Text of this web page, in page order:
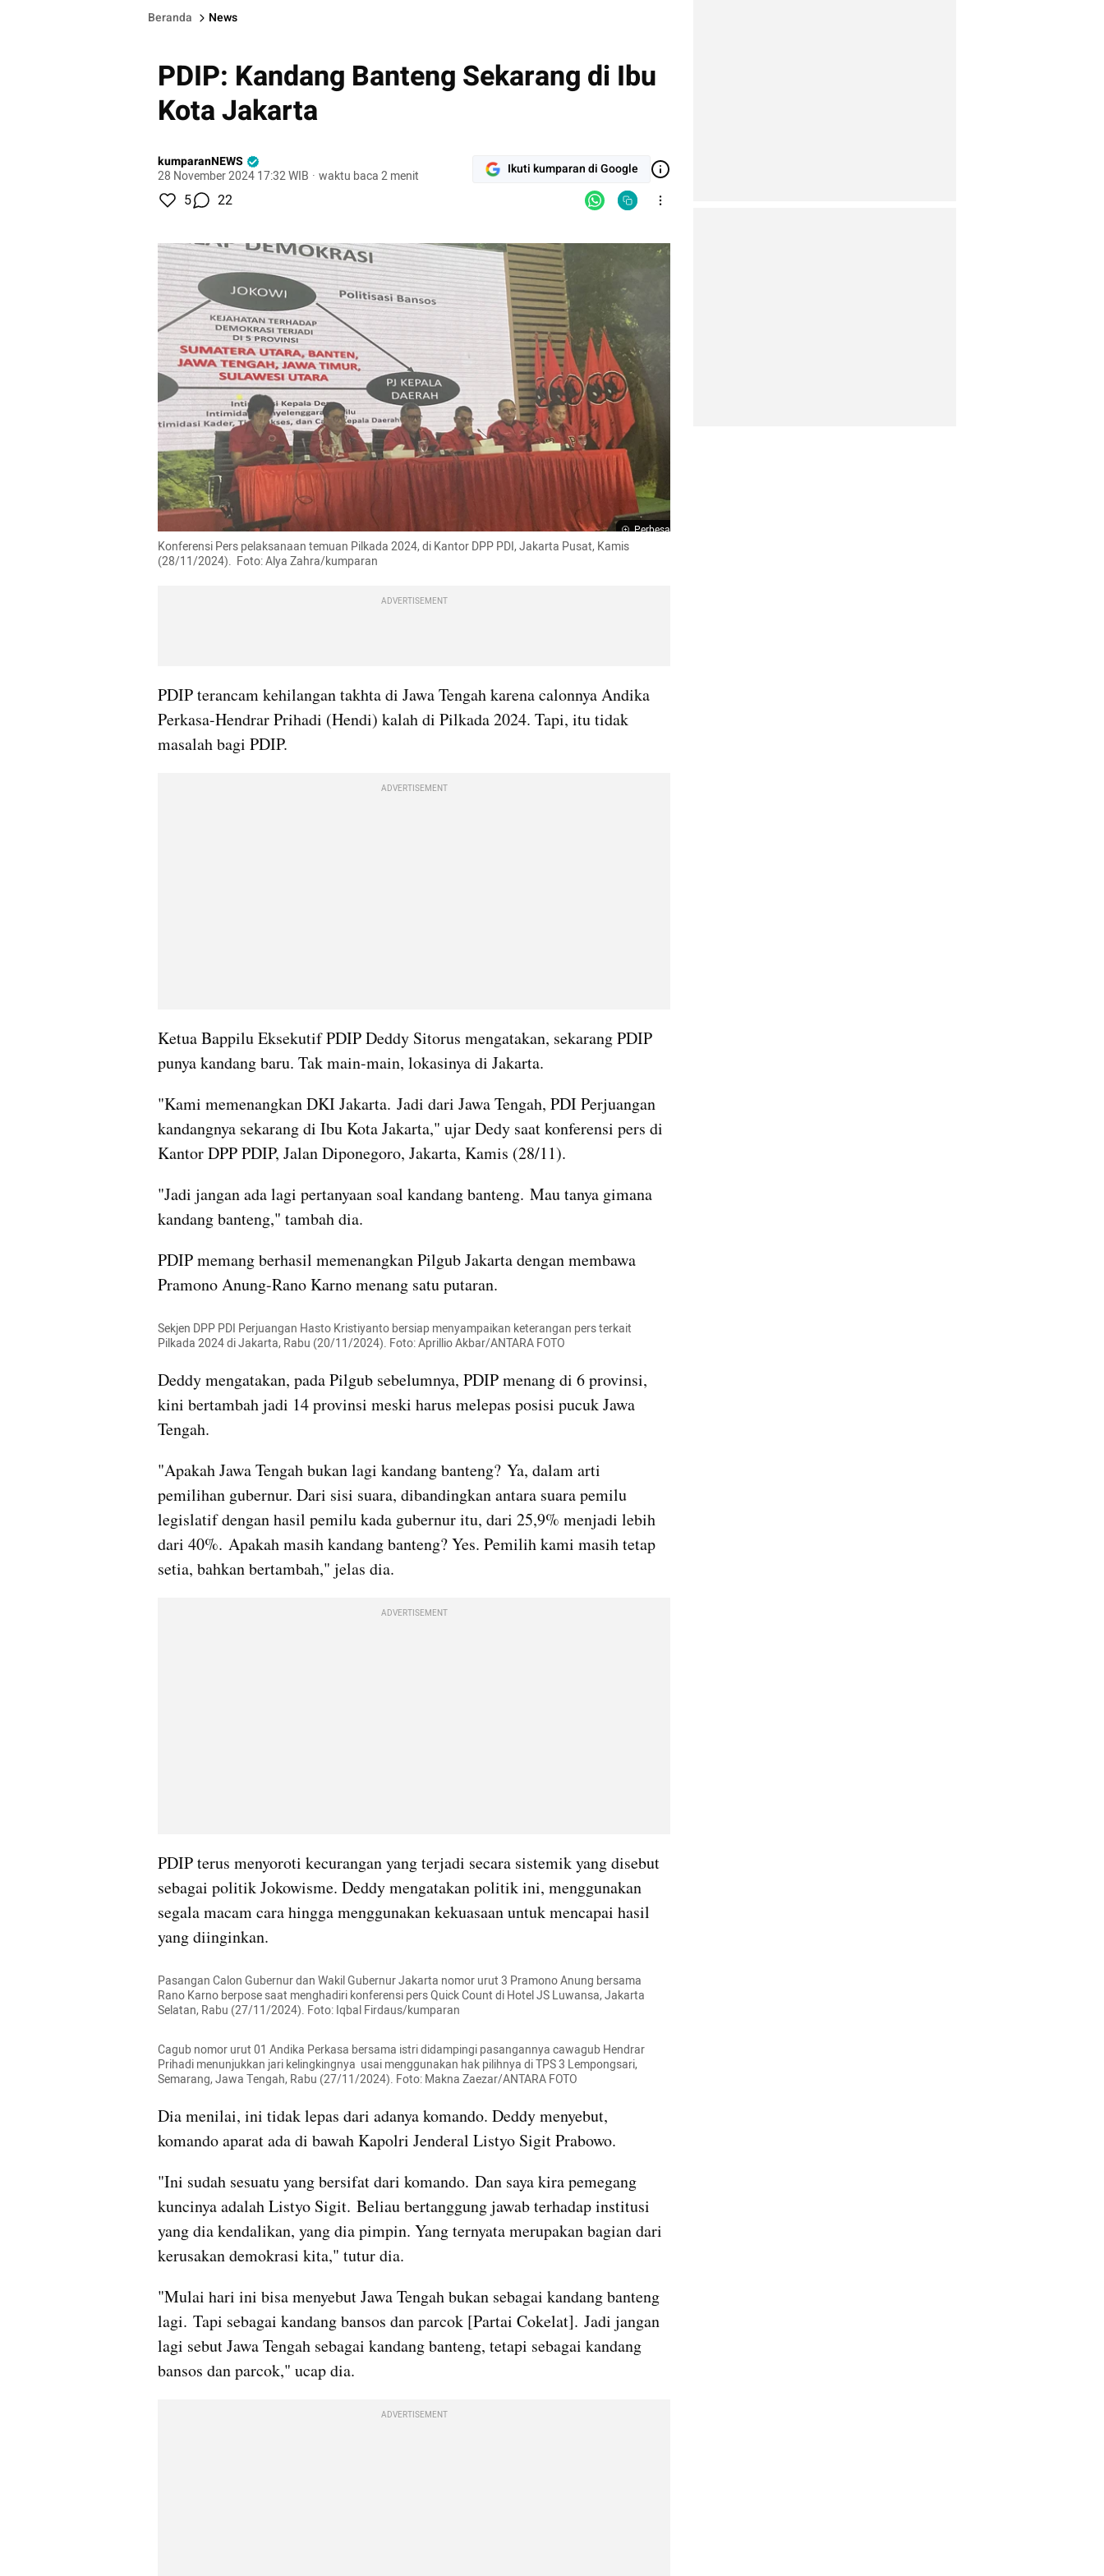
Beranda News
PDIP: Kandang Banteng Sekarang di Ibu
Kota Jakarta
kumparanNEWS
28 November 2024 17:32 WIB · waktu baca 2 menit Ikuti kumparan di Google
5 22
Perbesar
Konferensi Pers pelaksanaan temuan Pilkada 2024, di Kantor DPP PDI, Jakarta Pusat, Kamis
(28/11/2024).  Foto: Alya Zahra/kumparan
ADVERTISEMENT
PDIP terancam kehilangan takhta di Jawa Tengah karena calonnya Andika
Perkasa-Hendrar Prihadi (Hendi) kalah di Pilkada 2024. Tapi, itu tidak
masalah bagi PDIP.
ADVERTISEMENT
Ketua Bappilu Eksekutif PDIP Deddy Sitorus mengatakan, sekarang PDIP
punya kandang baru. Tak main-main, lokasinya di Jakarta.
"Kami memenangkan DKI Jakarta. Jadi dari Jawa Tengah, PDI Perjuangan
kandangnya sekarang di Ibu Kota Jakarta," ujar Dedy saat konferensi pers di
Kantor DPP PDIP, Jalan Diponegoro, Jakarta, Kamis (28/11).
"Jadi jangan ada lagi pertanyaan soal kandang banteng. Mau tanya gimana
kandang banteng," tambah dia.
PDIP memang berhasil memenangkan Pilgub Jakarta dengan membawa
Pramono Anung-Rano Karno menang satu putaran.
Sekjen DPP PDI Perjuangan Hasto Kristiyanto bersiap menyampaikan keterangan pers terkait
Pilkada 2024 di Jakarta, Rabu (20/11/2024). Foto: Aprillio Akbar/ANTARA FOTO
Deddy mengatakan, pada Pilgub sebelumnya, PDIP menang di 6 provinsi,
kini bertambah jadi 14 provinsi meski harus melepas posisi pucuk Jawa
Tengah.
"Apakah Jawa Tengah bukan lagi kandang banteng? Ya, dalam arti
pemilihan gubernur. Dari sisi suara, dibandingkan antara suara pemilu
legislatif dengan hasil pemilu kada gubernur itu, dari 25,9% menjadi lebih
dari 40%. Apakah masih kandang banteng? Yes. Pemilih kami masih tetap
setia, bahkan bertambah," jelas dia.
ADVERTISEMENT
PDIP terus menyoroti kecurangan yang terjadi secara sistemik yang disebut
sebagai politik Jokowisme. Deddy mengatakan politik ini, menggunakan
segala macam cara hingga menggunakan kekuasaan untuk mencapai hasil
yang diinginkan.
Pasangan Calon Gubernur dan Wakil Gubernur Jakarta nomor urut 3 Pramono Anung bersama
Rano Karno berpose saat menghadiri konferensi pers Quick Count di Hotel JS Luwansa, Jakarta
Selatan, Rabu (27/11/2024). Foto: Iqbal Firdaus/kumparan
Cagub nomor urut 01 Andika Perkasa bersama istri didampingi pasangannya cawagub Hendrar
Prihadi menunjukkan jari kelingkingnya  usai menggunakan hak pilihnya di TPS 3 Lempongsari,
Semarang, Jawa Tengah, Rabu (27/11/2024). Foto: Makna Zaezar/ANTARA FOTO
Dia menilai, ini tidak lepas dari adanya komando. Deddy menyebut,
komando aparat ada di bawah Kapolri Jenderal Listyo Sigit Prabowo.
"Ini sudah sesuatu yang bersifat dari komando. Dan saya kira pemegang
kuncinya adalah Listyo Sigit. Beliau bertanggung jawab terhadap institusi
yang dia kendalikan, yang dia pimpin. Yang ternyata merupakan bagian dari
kerusakan demokrasi kita," tutur dia.
"Mulai hari ini bisa menyebut Jawa Tengah bukan sebagai kandang banteng
lagi. Tapi sebagai kandang bansos dan parcok [Partai Cokelat]. Jadi jangan
lagi sebut Jawa Tengah sebagai kandang banteng, tetapi sebagai kandang
bansos dan parcok," ucap dia.
ADVERTISEMENT